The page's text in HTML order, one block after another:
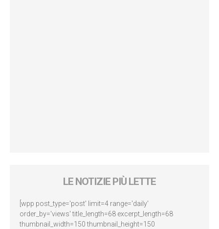
LE NOTIZIE PIÙ LETTE
[wpp post_type='post' limit=4 range='daily'
order_by='views' title_length=68 excerpt_length=68
thumbnail_width=150 thumbnail_height=150